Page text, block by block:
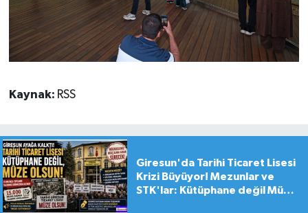
Kaynak: RSS
Giresun'da Tarihi Ticaret Lisesi
Krizi Büyüyor! Mezunlar ve
STK'lar: Kütüphane değil Müze